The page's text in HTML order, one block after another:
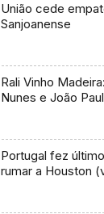
União cede
Sanjoanense
Rali Vinho
Nunes e João
Portugal fez
rumar a Houston